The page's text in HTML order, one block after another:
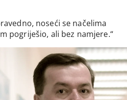
noseći se načelima
pogriješio, ali bez namjere.“